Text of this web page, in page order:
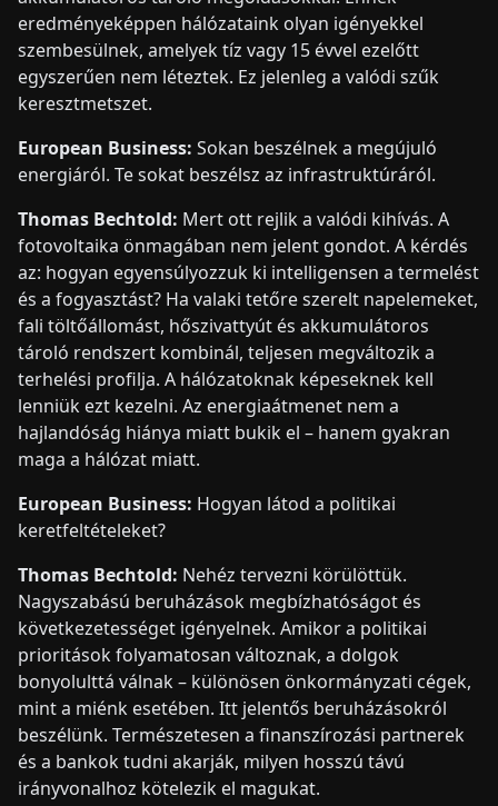
eredményeképpen hálózataink olyan igényekkel
szembesülnek, amelyek tíz vagy 15 évvel ezelőtt
egyszerűen nem léteztek. Ez jelenleg a valódi szűk
keresztmetszet.
European Business: Sokan beszélnek a megújuló
energiáról. Te sokat beszélsz az infrastruktúráról.
Thomas Bechtold: Mert ott rejlik a valódi kihívás. A
fotovoltaika önmagában nem jelent gondot. A kérdés
az: hogyan egyensúlyozzuk ki intelligensen a termelést
és a fogyasztást? Ha valaki tetőre szerelt napelemeket,
fali töltőállomást, hőszivattyút és akkumulátoros
tároló rendszert kombinál, teljesen megváltozik a
terhelési profilja. A hálózatoknak képeseknek kell
lenniük ezt kezelni. Az energiaátmenet nem a
hajlandóság hiánya miatt bukik el – hanem gyakran
maga a hálózat miatt.
European Business: Hogyan látod a politikai
keretfeltételeket?
Thomas Bechtold: Nehéz tervezni körülöttük.
Nagyszabású beruházások megbízhatóságot és
következetességet igényelnek. Amikor a politikai
prioritások folyamatosan változnak, a dolgok
bonyolulttá válnak – különösen önkormányzati cégek,
mint a miénk esetében. Itt jelentős beruházásokról
beszélünk. Természetesen a finanszírozási partnerek
és a bankok tudni akarják, milyen hosszú távú
irányvonalhoz kötelezik el magukat.